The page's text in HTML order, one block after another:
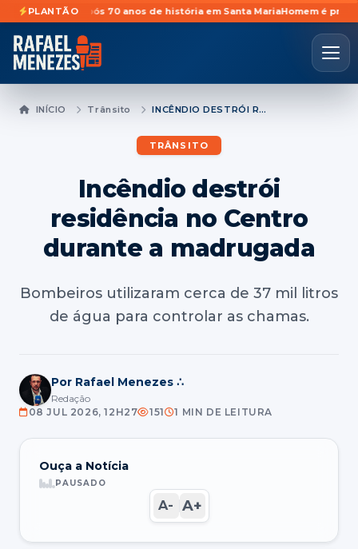
PLANTÃO
após 70 anos de história em Santa MariaHomem é preso
INÍCIO Trânsito INCÊNDIO DESTRÓI RESIDÊNCIA NO CENTRO DURANTE A MADRUGADA
TRÂNSITO
Incêndio destrói
residência no Centro
durante a madrugada
Bombeiros utilizaram cerca de 37 mil litros
de água para controlar as chamas.
Por Rafael Menezes ∴
Redação
08 JUL 2026, 12H27
151 1 MIN DE LEITURA
Ouça a Notícia
PAUSADO
A- A+